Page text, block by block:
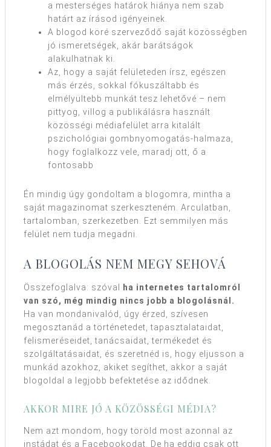
a mesterséges határok hiánya nem szab
határt az írásod igényeinek.
A blogod köré szerveződő saját közösségben
jó ismeretségek, akár barátságok
alakulhatnak ki.
Az, hogy a saját felületeden írsz, egészen
más érzés, sokkal fókuszáltabb és
elmélyültebb munkát tesz lehetővé – nem
pittyog, villog a publikálásra használt
közösségi médiafelület arra kitalált
pszichológiai gombnyomogatás-halmaza,
hogy foglalkozz vele, maradj ott, ő a
fontosabb
Én mindig úgy gondoltam a blogomra, mintha a
saját magazinomat szerkeszteném. Arculatban,
tartalomban, szerkezetben. Ezt semmilyen más
felület nem tudja megadni.
A BLOGOLÁS NEM MEGY SEHOVÁ
Összefoglalva: szóval
ha internetes tartalomról
van szó, még mindig nincs jobb a blogolásnál.
Ha van mondanivalód, úgy érzed, szívesen
megosztanád a történetedet, tapasztalataidat,
felismeréseidet, tanácsaidat, termékedet és
szolgáltatásaidat, és szeretnéd is, hogy eljusson a
munkád azokhoz, akiket segíthet, akkor a saját
blogoldal a legjobb befektetése az idődnek.
AKKOR MIRE JÓ A KÖZÖSSÉGI MÉDIA?
Nem azt mondom, hogy töröld most azonnal az
instádat és a Facebookodat. De ha eddig csak ott